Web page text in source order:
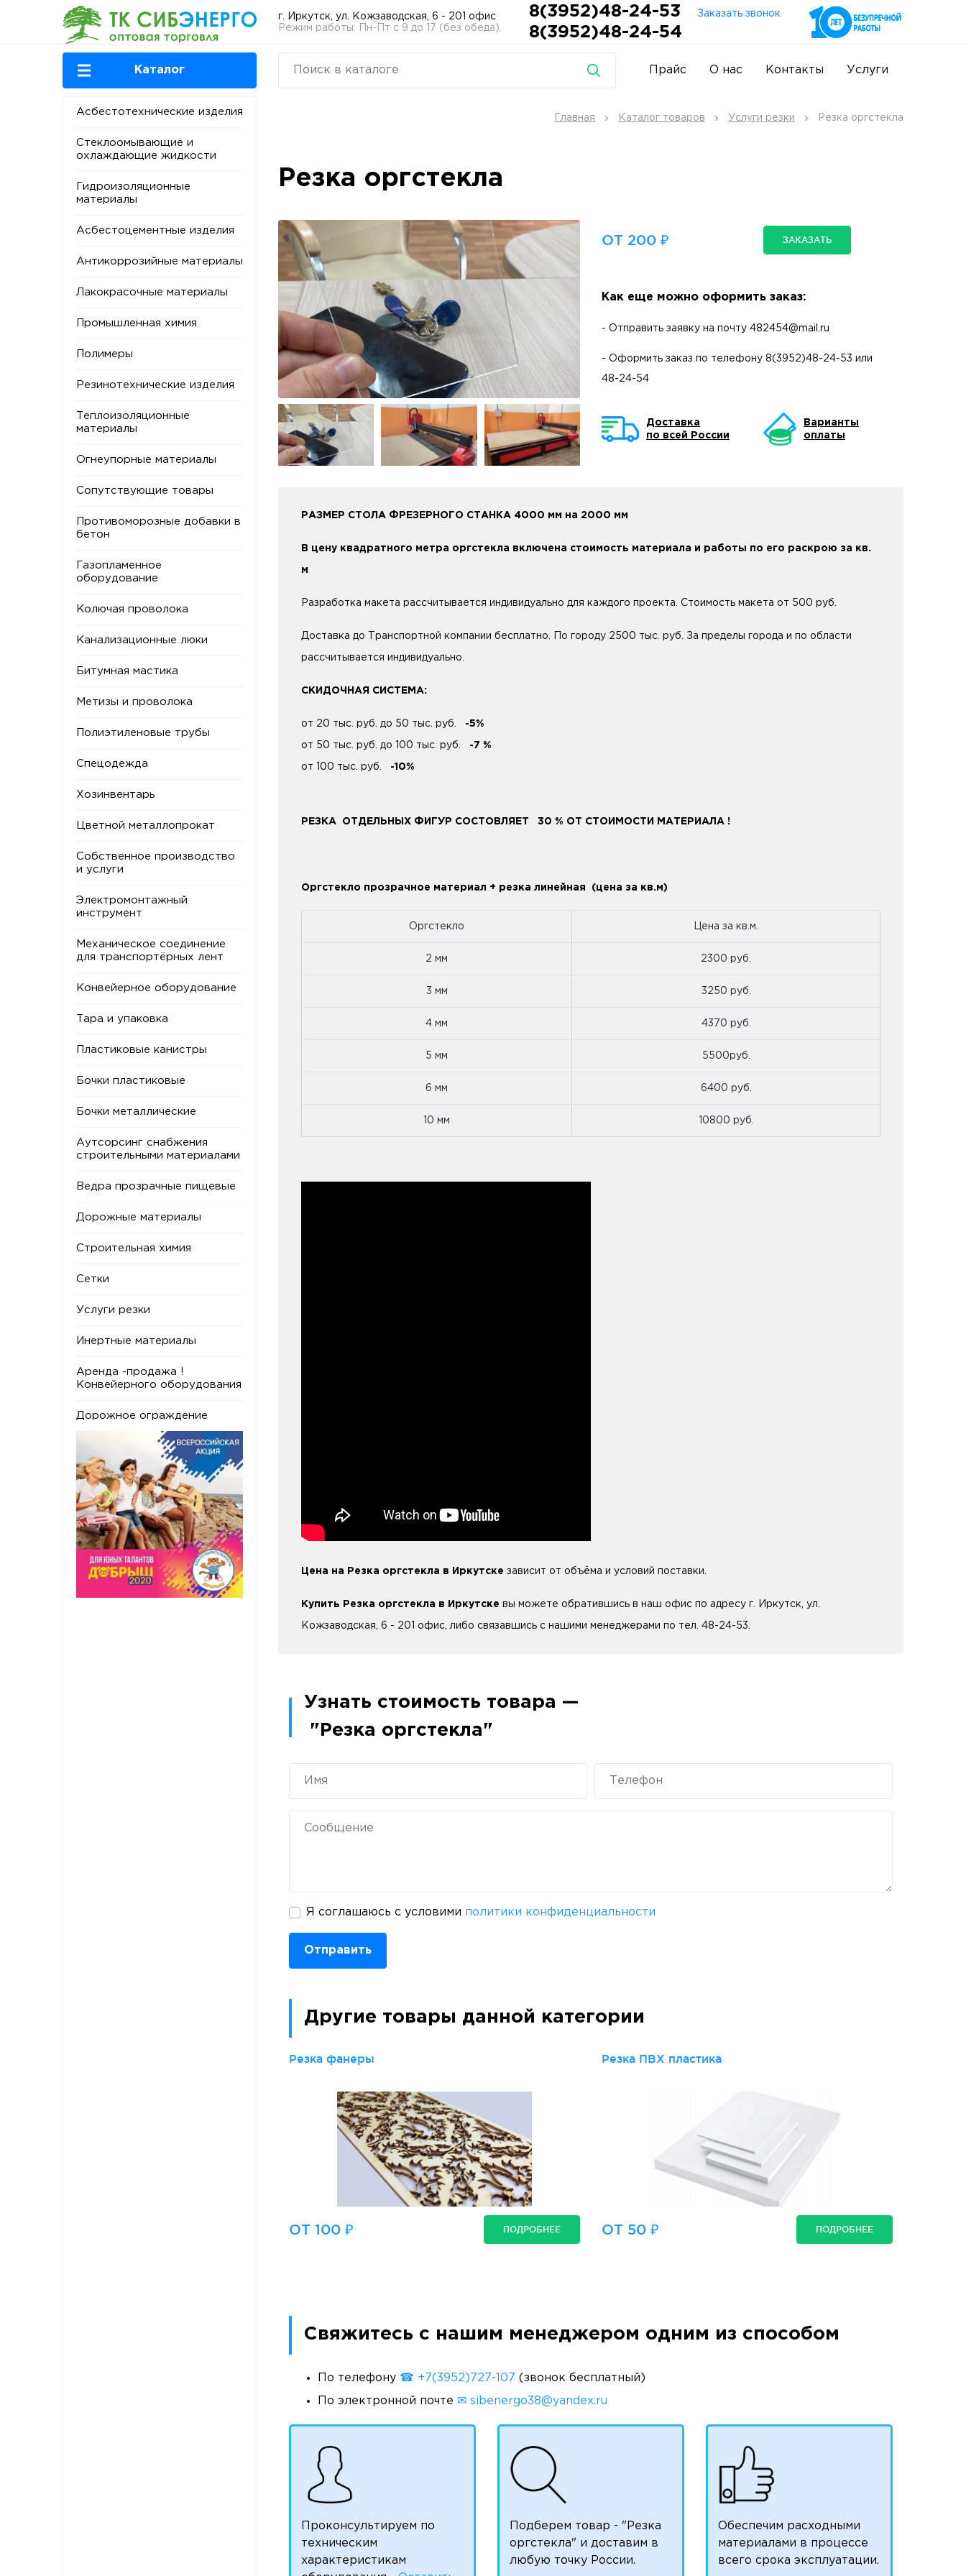
г. Иркутск, ул. Кожзаводская, 6 - 201 офис
Режим работы: Пн-Пт с 9 до 17 (без обеда).
8(3952)48-24-53 Заказать звонок
8(3952)48-24-54
Каталог Прайс О нас Контакты Услуги
Асбестотехнические изделия
Стеклоомывающие и
охлаждающие жидкости
Гидроизоляционные
материалы
Асбестоцементные изделия
Антикоррозийные материалы
Лакокрасочные материалы
Промышленная химия
Полимеры
Резинотехнические изделия
Теплоизоляционные
материалы
Огнеупорные материалы
Сопутствующие товары
Противоморозные добавки в
бетон
Газопламенное
оборудование
Колючая проволока
Канализационные люки
Битумная мастика
Метизы и проволока
Полиэтиленовые трубы
Спецодежда
Хозинвентарь
Цветной металлопрокат
Собственное производство
и услуги
Электромонтажный
инструмент
Механическое соединение
для транспортёрных лент
Конвейерное оборудование
Тара и упаковка
Пластиковые канистры
Бочки пластиковые
Бочки металлические
Аутсорсинг снабжения
строительными материалами
Ведра прозрачные пищевые
Дорожные материалы
Строительная химия
Сетки
Услуги резки
Инертные материалы
Аренда -продажа !
Конвейерного оборудования
Дорожное ограждение
Главная Каталог товаров Услуги резки Резка оргстекла
Резка оргстекла
ОТ 200 ₽ ЗАКАЗАТЬ
Как еще можно оформить заказ:
- Отправить заявку на почту 482454@mail.ru
- Оформить заказ по телефону 8(3952)48-24-53 или
48-24-54
Доставка
по всей России
Варианты
оплаты
РАЗМЕР СТОЛА ФРЕЗЕРНОГО СТАНКА 4000 мм на 2000 мм
В цену квадратного метра оргстекла включена стоимость материала и работы по его раскрою за кв.
м
Разработка макета рассчитывается индивидуально для каждого проекта. Стоимость макета от 500 руб.
Доставка до Транспортной компании бесплатно. По городу 2500 тыс. руб. За пределы города и по области
рассчитывается индивидуально.
СКИДОЧНАЯ СИСТЕМА:
от 20 тыс. руб. до 50 тыс. руб. -5%
от 50 тыс. руб. до 100 тыс. руб. -7 %
от 100 тыс. руб. -10%
РЕЗКА ОТДЕЛЬНЫХ ФИГУР СОСТОВЛЯЕТ 30 % ОТ СТОИМОСТИ МАТЕРИАЛА !
Оргстекло прозрачное материал + резка линейная (цена за кв.м)
Оргстекло Цена за кв.м.
2 мм 2300 руб.
3 мм 3250 руб.
4 мм 4370 руб.
5 мм 5500руб.
6 мм 6400 руб.
10 мм 10800 руб.
Цена на Резка оргстекла в Иркутске зависит от объёма и условий поставки.
Купить Резка оргстекла в Иркутске вы можете обратившись в наш офис по адресу г. Иркутск, ул.
Кожзаводская, 6 - 201 офис, либо связавшись с нашими менеджерами по тел. 48-24-53.
Узнать стоимость товара —
"Резка оргстекла"
Я соглашаюсь с условими политики конфиденциальности
Отправить
Другие товары данной категории
Резка фанеры
ОТ 100 ₽ ПОДРОБНЕЕ
Резка ПВХ пластика
ОТ 50 ₽ ПОДРОБНЕЕ
Свяжитесь с нашим менеджером одним из способом
По телефону ☎ +7(3952)727-107 (звонок бесплатный)
По электронной почте ✉ sibenergo38@yandex.ru
Проконсультируем по
техническим
характеристикам
Подберем товар - "Резка
оргстекла" и доставим в
любую точку России.
Обеспечим расходными
материалами в процессе
всего срока эксплуатации.